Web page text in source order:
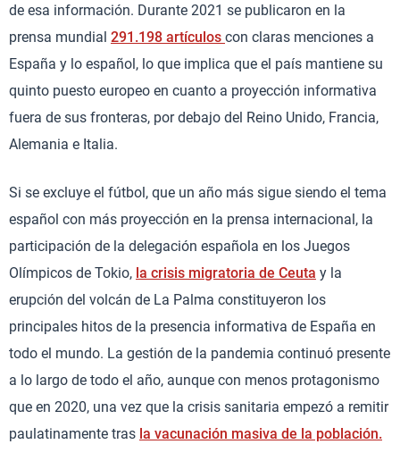
de esa información. Durante 2021 se publicaron en la
prensa mundial 291.198 artículos con claras menciones a
España y lo español, lo que implica que el país mantiene su
quinto puesto europeo en cuanto a proyección informativa
fuera de sus fronteras, por debajo del Reino Unido, Francia,
Alemania e Italia.
Si se excluye el fútbol, que un año más sigue siendo el tema
español con más proyección en la prensa internacional, la
participación de la delegación española en los Juegos
Olímpicos de Tokio, la crisis migratoria de Ceuta y la
erupción del volcán de La Palma constituyeron los
principales hitos de la presencia informativa de España en
todo el mundo. La gestión de la pandemia continuó presente
a lo largo de todo el año, aunque con menos protagonismo
que en 2020, una vez que la crisis sanitaria empezó a remitir
paulatinamente tras la vacunación masiva de la población.